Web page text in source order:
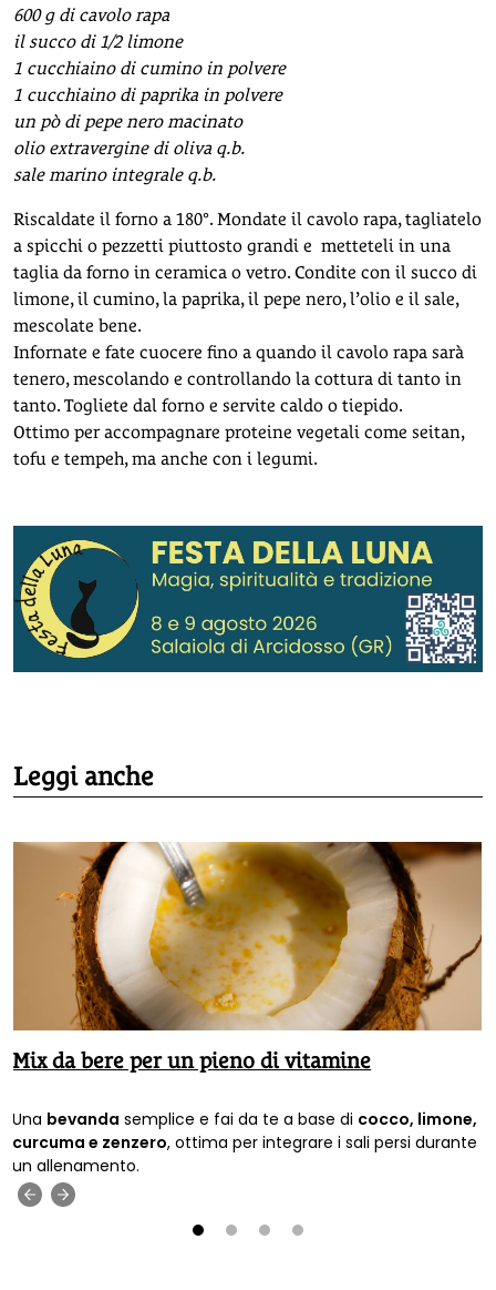
600 g di cavolo rapa
il succo di 1/2 limone
1 cucchiaino di cumino in polvere
1 cucchiaino di paprika in polvere
un pò di pepe nero macinato
olio extravergine di oliva q.b.
sale marino integrale q.b.
Riscaldate il forno a 180°. Mondate il cavolo rapa, tagliatelo
a spicchi o pezzetti piuttosto grandi e metteteli in una
taglia da forno in ceramica o vetro. Condite con il succo di
limone, il cumino, la paprika, il pepe nero, l’olio e il sale,
mescolate bene.
Infornate e fate cuocere fino a quando il cavolo rapa sarà
tenero, mescolando e controllando la cottura di tanto in
tanto. Togliete dal forno e servite caldo o tiepido.
Ottimo per accompagnare proteine vegetali come seitan,
tofu e tempeh, ma anche con i legumi.
Leggi anche
Mix da bere per un pieno di vitamine
Una bevanda semplice e fai da te a base di cocco, limone,
curcuma e zenzero, ottima per integrare i sali persi durante
un allenamento.